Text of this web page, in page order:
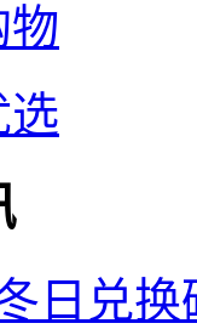
物
选
日兑换